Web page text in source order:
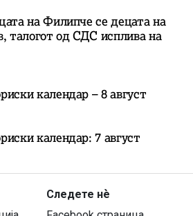
на Филипче се децата на
талогот од СДС исплива на
календар – 8 август
календар: 7 август
Следете нѐ